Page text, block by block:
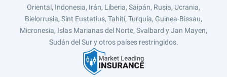
Oriental, Indonesia, Irán, Liberia, Saipán, Rusia, Ucrania,
Bielorrusia, Sint Eustatius, Tahití, Turquía, Guinea-Bissau,
Micronesia, Islas Marianas del Norte, Svalbard y Jan Mayen,
Sudán del Sur y otros países restringidos.